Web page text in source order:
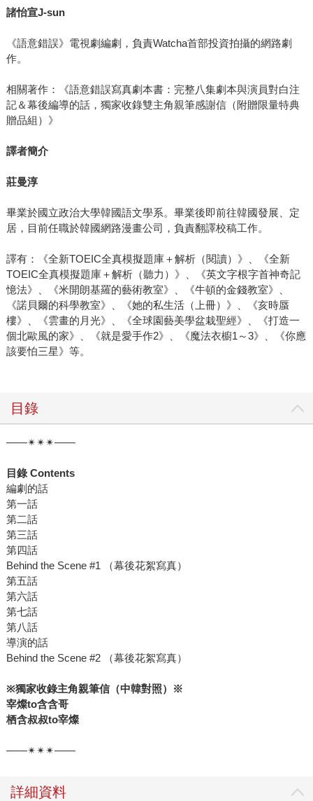
諸怡宣J-sun
《語意錯誤》電視劇編劇，負責Watcha首部投資拍攝的網路劇
作。
相關著作：《語意錯誤寫真劇本書：完整八集劇本與演員對白注
記＆幕後編導的話，獨家收錄雙主角親筆感謝信（附贈限量特典
贈品組）》
譯者簡介
莊曼淳
畢業於國立政治大學韓國語文學系。畢業後即前往韓國發展、定
居，目前任職於韓國網路漫畫公司，負責翻譯校稿工作。
譯有：《全新TOEIC全真模擬題庫＋解析（閱讀）》、《全新
TOEIC全真模擬題庫＋解析（聽力）》、《英文字根字首神奇記
憶法》、《米開朗基羅的藝術教室》、《牛頓的金錢教室》、
《諾貝爾的科學教室》、《她的私生活（上冊）》、《亥時蜃
樓》、《雲畫的月光》、《全球園藝美學盆栽聖經》、《打造一
個北歐風的家》、《就是愛手作2》、《魔法衣櫥1～3》、《你應
該要怕三星》等。
目錄
——✴✴✴——
目錄 Contents
編劇的話
第一話
第二話
第三話
第四話
Behind the Scene #1 （幕後花絮寫真）
第五話
第六話
第七話
第八話
導演的話
Behind the Scene #2 （幕後花絮寫真）
※獨家收錄主角親筆信（中韓對照）※
宰燦to含含哥
栖含叔叔to宰燦
——✴✴✴——
詳細資料